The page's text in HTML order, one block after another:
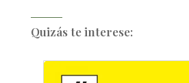
Quizás te interese: